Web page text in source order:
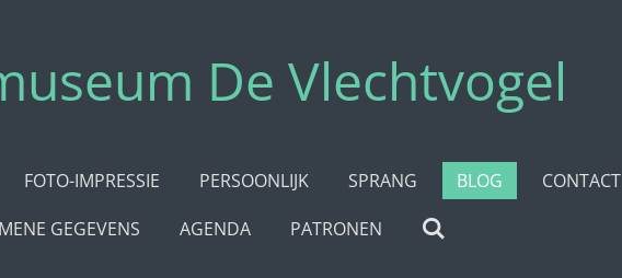
De Vlechtvogel
FOTO-IMPRESSIE PERSOONLIJK SPRANG BLOG
CONTACT
GEGEVENS
AGENDA PATRONEN